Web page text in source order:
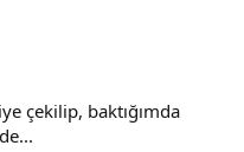
çekilip, baktığımda